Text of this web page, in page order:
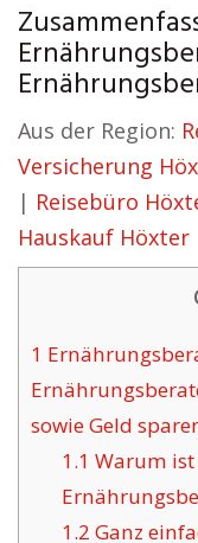
Aus der Region:
Versicherung
| Reisebüro
Hauskauf Höxter
1
sowie Geld
1.1 Warum ist
1.2 Ganz